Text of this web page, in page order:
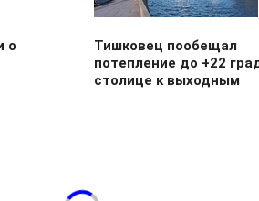
о
Тишковец пообещал
потепление до +22
столице к выходным